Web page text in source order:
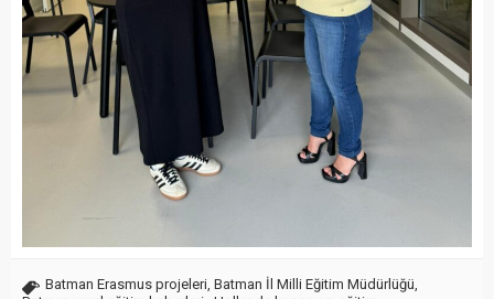
Batman Erasmus projeleri Batman İl Milli Eğitim Müdürlüğü